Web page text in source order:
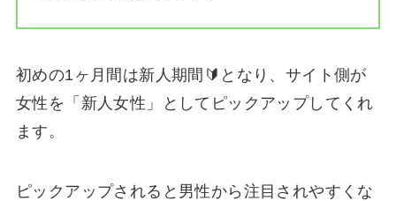
初めの1ヶ月間は新人期間🔰となり、サイト側が
女性を「新人女性」としてピックアップしてくれ
ます。
ピックアップされると男性から注目されやすくな